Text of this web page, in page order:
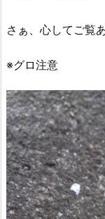
さぁ、心してご覧
※グロ注意